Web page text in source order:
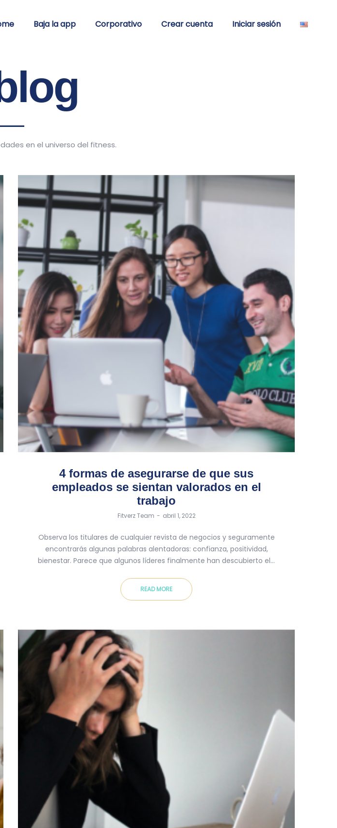
Baja la app Corporativo Crear cuenta Iniciar sesión
en el universo del fitness.
4 formas de asegurarse de que sus
empleados se sientan valorados en el
trabajo
by
Fitverz Team abril 1, 2022
Observa los titulares de cualquier revista de negocios y seguramente
encontrarás algunas palabras alentadoras: confianza, positividad,
bienestar. Parece que algunos líderes finalmente han descubierto el…
READ MORE